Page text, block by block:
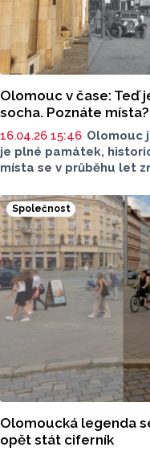
Olomouc v čase: Teď
socha. Poznáte místa?
16.04.26 15:46 Olomouc
je plné památek,
místa se v průběhu let
historie a v novém
Podívejte se, jak velké
Společnost
Olomoucká legenda
opět stát ciferník